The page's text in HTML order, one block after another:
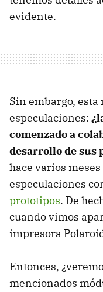
evidente.
Sin embargo,
especulaciones:
comenzado a
desarrollo de sus
hace varios
especulaciones
prototipos. De
cuando vimos
impresora
Entonces,
mencionados